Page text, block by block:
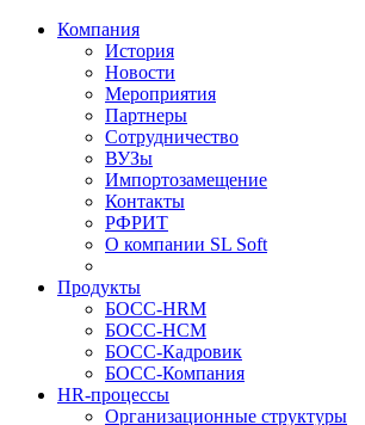
Компания
История
Новости
Мероприятия
Партнеры
Сотрудничество
ВУЗы
Импортозамещение
Контакты
РФРИТ
О компании SL Soft
Продукты
БОСС-HRM
БОСС-HCM
БОСС-Кадровик
БОСС-Компания
HR-процессы
Организационные структуры